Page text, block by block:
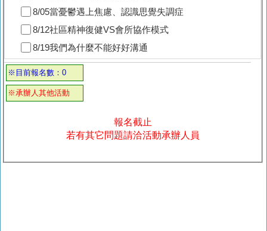
8/05當憂鬱遇上焦慮、認識思覺失調症
8/12社區精神復健VS會所協作模式
8/19我們為什麼不能好好溝通
※目前報名數：0
※承辦人其他活動
報名截止
若有其它問題請洽活動承辦人員